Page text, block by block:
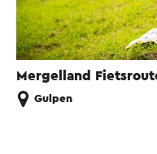
Mergelland
Gulpen